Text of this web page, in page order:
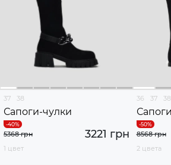
37 38
Сапоги-чулки
3221 грн
5368 грн
1 цвет
36 37 38
8568 грн
2 цвета